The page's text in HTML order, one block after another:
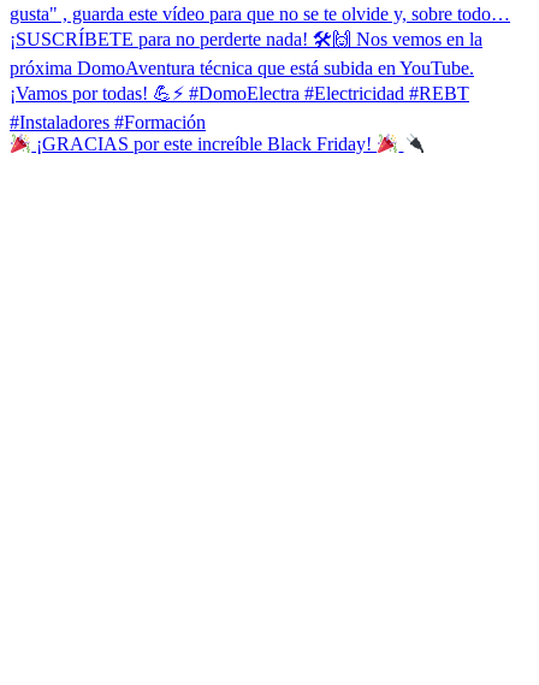
¡GRACIAS por este increíble Black Friday!